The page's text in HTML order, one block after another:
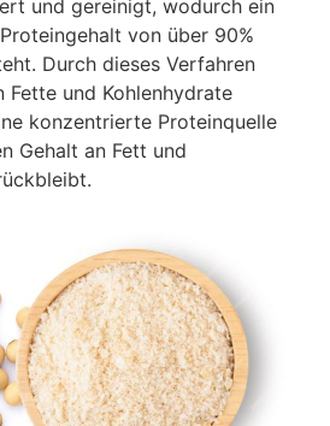
und gereinigt, wodurch ein
von über 90%
Durch dieses Verfahren
Fette und Kohlenhydrate
konzentrierte Proteinquelle
Gehalt an Fett und